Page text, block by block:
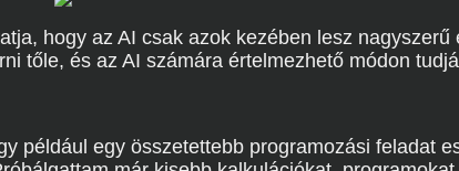
hogy az AI csak azok kezében lesz nagyszerű
tőle, és az AI számára értelmezhető módon
például egy összetettebb programozási feladat